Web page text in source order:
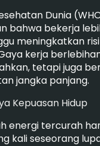
Dunia
bahwa bekerja
meningkatkan
kerja
tetapi juga
jangka panjang.
Kepuasan Hidup
energi tercurah
kali seseorang